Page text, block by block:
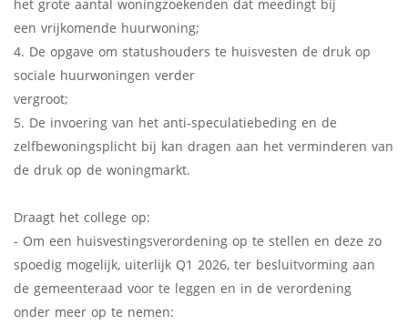
het grote aantal woningzoekenden dat meedingt bij
een vrijkomende huurwoning;
4. De opgave om statushouders te huisvesten de druk op
sociale huurwoningen verder
vergroot;
5. De invoering van het anti-speculatiebeding en de
zelfbewoningsplicht bij kan dragen aan het verminderen van
de druk op de woningmarkt.
Draagt het college op:
- Om een huisvestingsverordening op te stellen en deze zo
spoedig mogelijk, uiterlijk Q1 2026, ter besluitvorming aan
de gemeenteraad voor te leggen en in de verordening
onder meer op te nemen: